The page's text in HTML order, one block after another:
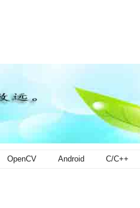
OpenCV Android C/C++